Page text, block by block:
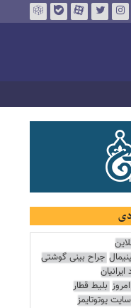
جراح بینی گوشتی
بلیط قطار
سایت یوتوتایمز